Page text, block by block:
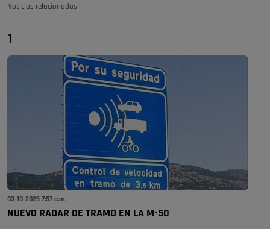
Noticias relacionadas
1
03-10-2025 7:57 a.m.
NUEVO RADAR DE TRAMO EN LA M-50